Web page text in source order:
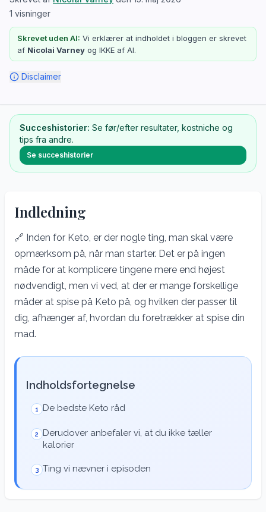
1 visninger
Skrevet uden AI: Vi erklærer at indholdet i bloggen er skrevet
af Nicolai Varney og IKKE af AI.
Disclaimer
Succeshistorier: Se før/efter resultater, kostniche og
tips fra andre.
Se succeshistorier
Indledning
🔗 Inden for Keto, er der nogle ting, man skal være
opmærksom på, når man starter. Det er på ingen
måde for at komplicere tingene mere end højest
nødvendigt, men vi ved, at der er mange forskellige
måder at spise på Keto på, og hvilken der passer til
dig, afhænger af, hvordan du foretrækker at spise din
mad.
Indholdsfortegnelse
1 De bedste Keto råd
2
Derudover anbefaler vi, at du ikke tæller
kalorier
3 Ting vi nævner i episoden